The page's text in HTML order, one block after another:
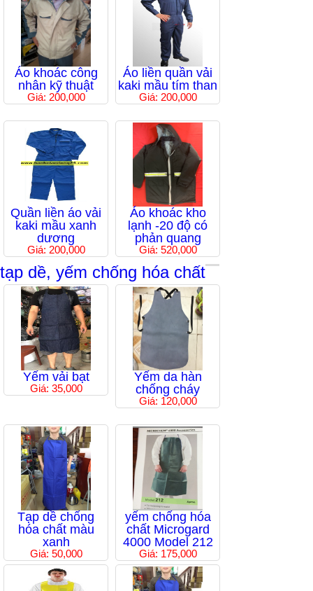
Áo khoác công
nhân kỹ thuật
Giá: 200,000
Áo liền quần vải
kaki mầu tím than
Giá: 200,000
Quần liền áo vải
kaki mầu xanh
dương
Giá: 200,000
Áo khoác kho
lạnh -20 độ có
phản quang
Giá: 520,000
tạp dề, yếm chống hóa chất
Yếm vải bạt
Giá: 35,000
Yếm da hàn
chống cháy
Giá: 120,000
Tạp dề chống
hóa chất màu
xanh
Giá: 50,000
yếm chống hóa
chất Microgard
4000 Model 212
Giá: 175,000